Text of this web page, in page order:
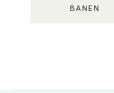
BANEN